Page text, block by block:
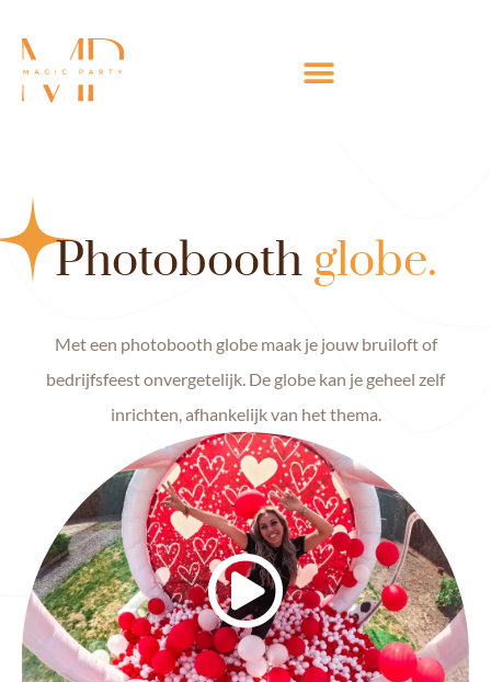
Photobooth globe.
Met een photobooth globe maak je jouw bruiloft of
bedrijfsfeest onvergetelijk. De globe kan je geheel zelf
inrichten, afhankelijk van het thema.